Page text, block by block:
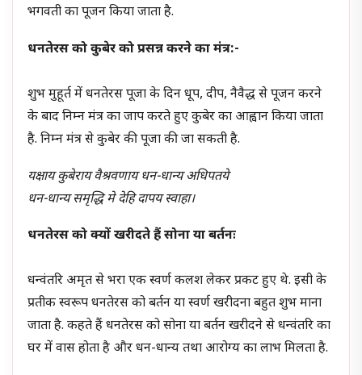
भगवती का पूजन किया जाता है.
धनतेरस को कुबेर को प्रसन्न करने का मंत्र:-
शुभ मुहूर्त में धनतेरस पूजा के दिन धूप, दीप, नैवैद्ध से पूजन करने
के बाद निम्न मंत्र का जाप करते हुए कुबेर का आह्वान किया जाता
है. निम्न मंत्र से कुबेर की पूजा की जा सकती है.
यक्षाय कुबेराय वैश्रवणाय धन-धान्य अधिपतये
धन-धान्य समृद्धि मे देहि दापय स्वाहा।
धनतेरस को क्यों खरीदते हैं सोना या बर्तनः
धन्वंतरि अमृत से भरा एक स्वर्ण कलश लेकर प्रकट हुए थे. इसी के
प्रतीक स्वरूप धनतेरस को बर्तन या स्वर्ण खरीदना बहुत शुभ माना
जाता है. कहते हैं धनतेरस को सोना या बर्तन खरीदने से धन्वंतरि का
घर में वास होता है और धन-धान्य तथा आरोग्य का लाभ मिलता है.